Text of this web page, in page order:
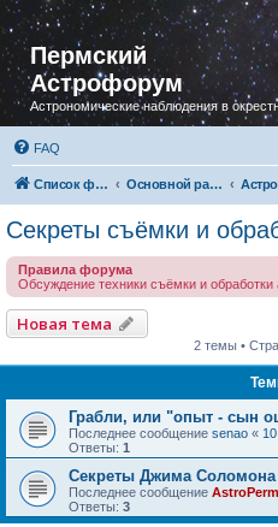
Пермский
Астрофорум
Астрономические наблюдения в
FAQ
Список форумов Основной раздел
Секреты съёмки и
Правила форума
Обсуждение техники съёмки и
Новая тема
2 темы •
Грабли, или "опыт - сын
Последнее сообщение senao «
Ответы: 1
Секреты Джима Соломона
Последнее сообщение AstroPerm
Ответы: 3